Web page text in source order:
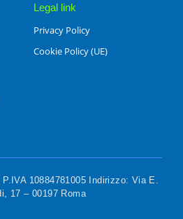
Legal link
Privacy Policy
Cookie Policy (UE)
10884781005 Indirizzo: Via E.
17 – 00197 Roma